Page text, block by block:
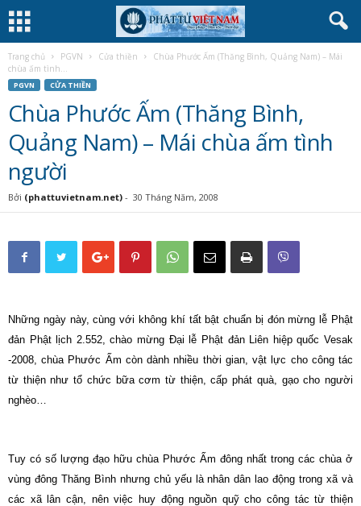
Trang chủ PGVN Cửa thiền
Chùa Phước Ấm (Thăng Bình, Quảng Nam) – Mái
chùa ấm tình...
PGVN CỬA THIỀN
Chùa Phước Ấm (Thăng Bình,
Quảng Nam) – Mái chùa ấm tình
người
Bởi (phattuvietnam.net) - 30 Tháng Năm, 2008
Những ngày này, cùng với không khí tất bật chuẩn bị đón mừng lễ Phật
đản Phật lịch 2.552, chào mừng Đại lễ Phật đản Liên hiệp quốc Vesak
-2008, chùa Phước Ấm còn dành nhiều thời gian, vật lực cho công tác
từ thiện như tổ chức bữa cơm từ thiện, cấp phát quà, gạo cho người
nghèo…
Tuy có số lượng đạo hữu chùa Phước Ấm đông nhất trong các chùa ở
vùng đông Thăng Bình nhưng chủ yếu là nhân dân lao động trong xã và
các xã lân cận, nên việc huy động nguồn quỹ cho công tác từ thiện